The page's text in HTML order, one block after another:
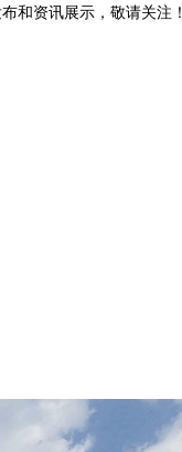
和资讯展示，敬请关注！